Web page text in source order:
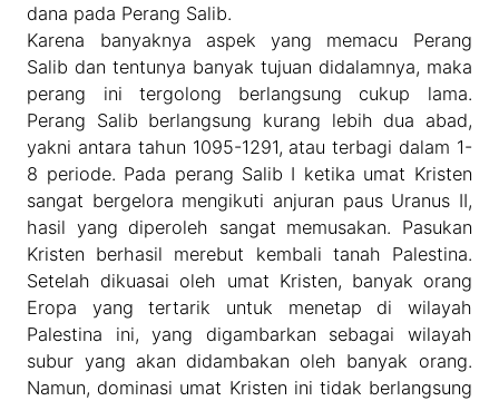
dana pada Perang Salib.
Karena banyaknya aspek yang memacu Perang
Salib dan tentunya banyak tujuan didalamnya, maka
perang ini tergolong berlangsung cukup lama.
Perang Salib berlangsung kurang lebih dua abad,
yakni antara tahun 1095-1291, atau terbagi dalam 1-
8 periode. Pada perang Salib I ketika umat Kristen
sangat bergelora mengikuti anjuran paus Uranus II,
hasil yang diperoleh sangat memusakan. Pasukan
Kristen berhasil merebut kembali tanah Palestina.
Setelah dikuasai oleh umat Kristen, banyak orang
Eropa yang tertarik untuk menetap di wilayah
Palestina ini, yang digambarkan sebagai wilayah
subur yang akan didambakan oleh banyak orang.
Namun, dominasi umat Kristen ini tidak berlangsung